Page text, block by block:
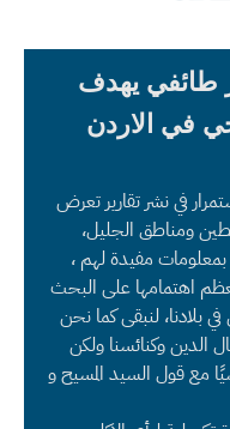
طائفي يهدف
في الاردن
في نشر تقارير تعرض
ومناطق الجليل،
مفيدة لهم ،
اهتمامها على البحث
بلادنا، لنبقى كما نحن
وكنائسنا ولكن
مع قول السيد المسيح و